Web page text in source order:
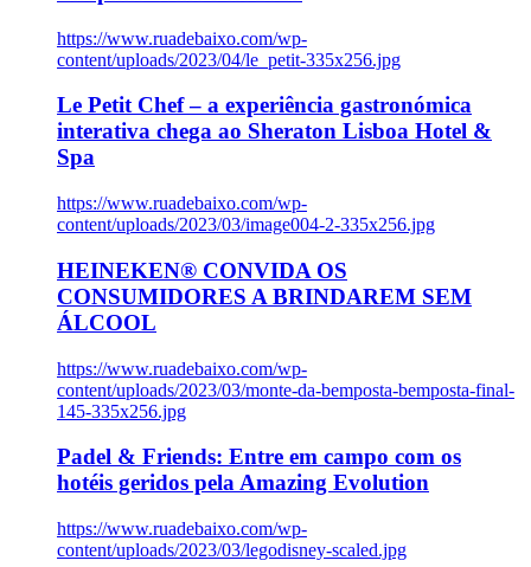
https://www.ruadebaixo.com/wp-
content/uploads/2023/04/le_petit-335x256.jpg
Le Petit Chef – a experiência gastronómica
interativa chega ao Sheraton Lisboa Hotel &
Spa
https://www.ruadebaixo.com/wp-
content/uploads/2023/03/image004-2-335x256.jpg
HEINEKEN® CONVIDA OS
CONSUMIDORES A BRINDAREM SEM
ÁLCOOL
https://www.ruadebaixo.com/wp-
content/uploads/2023/03/monte-da-bemposta-bemposta-final-
145-335x256.jpg
Padel & Friends: Entre em campo com os
hotéis geridos pela Amazing Evolution
https://www.ruadebaixo.com/wp-
content/uploads/2023/03/legodisney-scaled.jpg